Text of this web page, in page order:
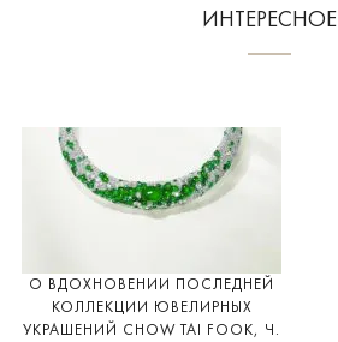
ИНТЕРЕСНОЕ
О ВДОХНОВЕНИИ ПОСЛЕДНЕЙ
КОЛЛЕКЦИИ ЮВЕЛИРНЫХ
УКРАШЕНИЙ CHOW TAI FOOK, Ч.